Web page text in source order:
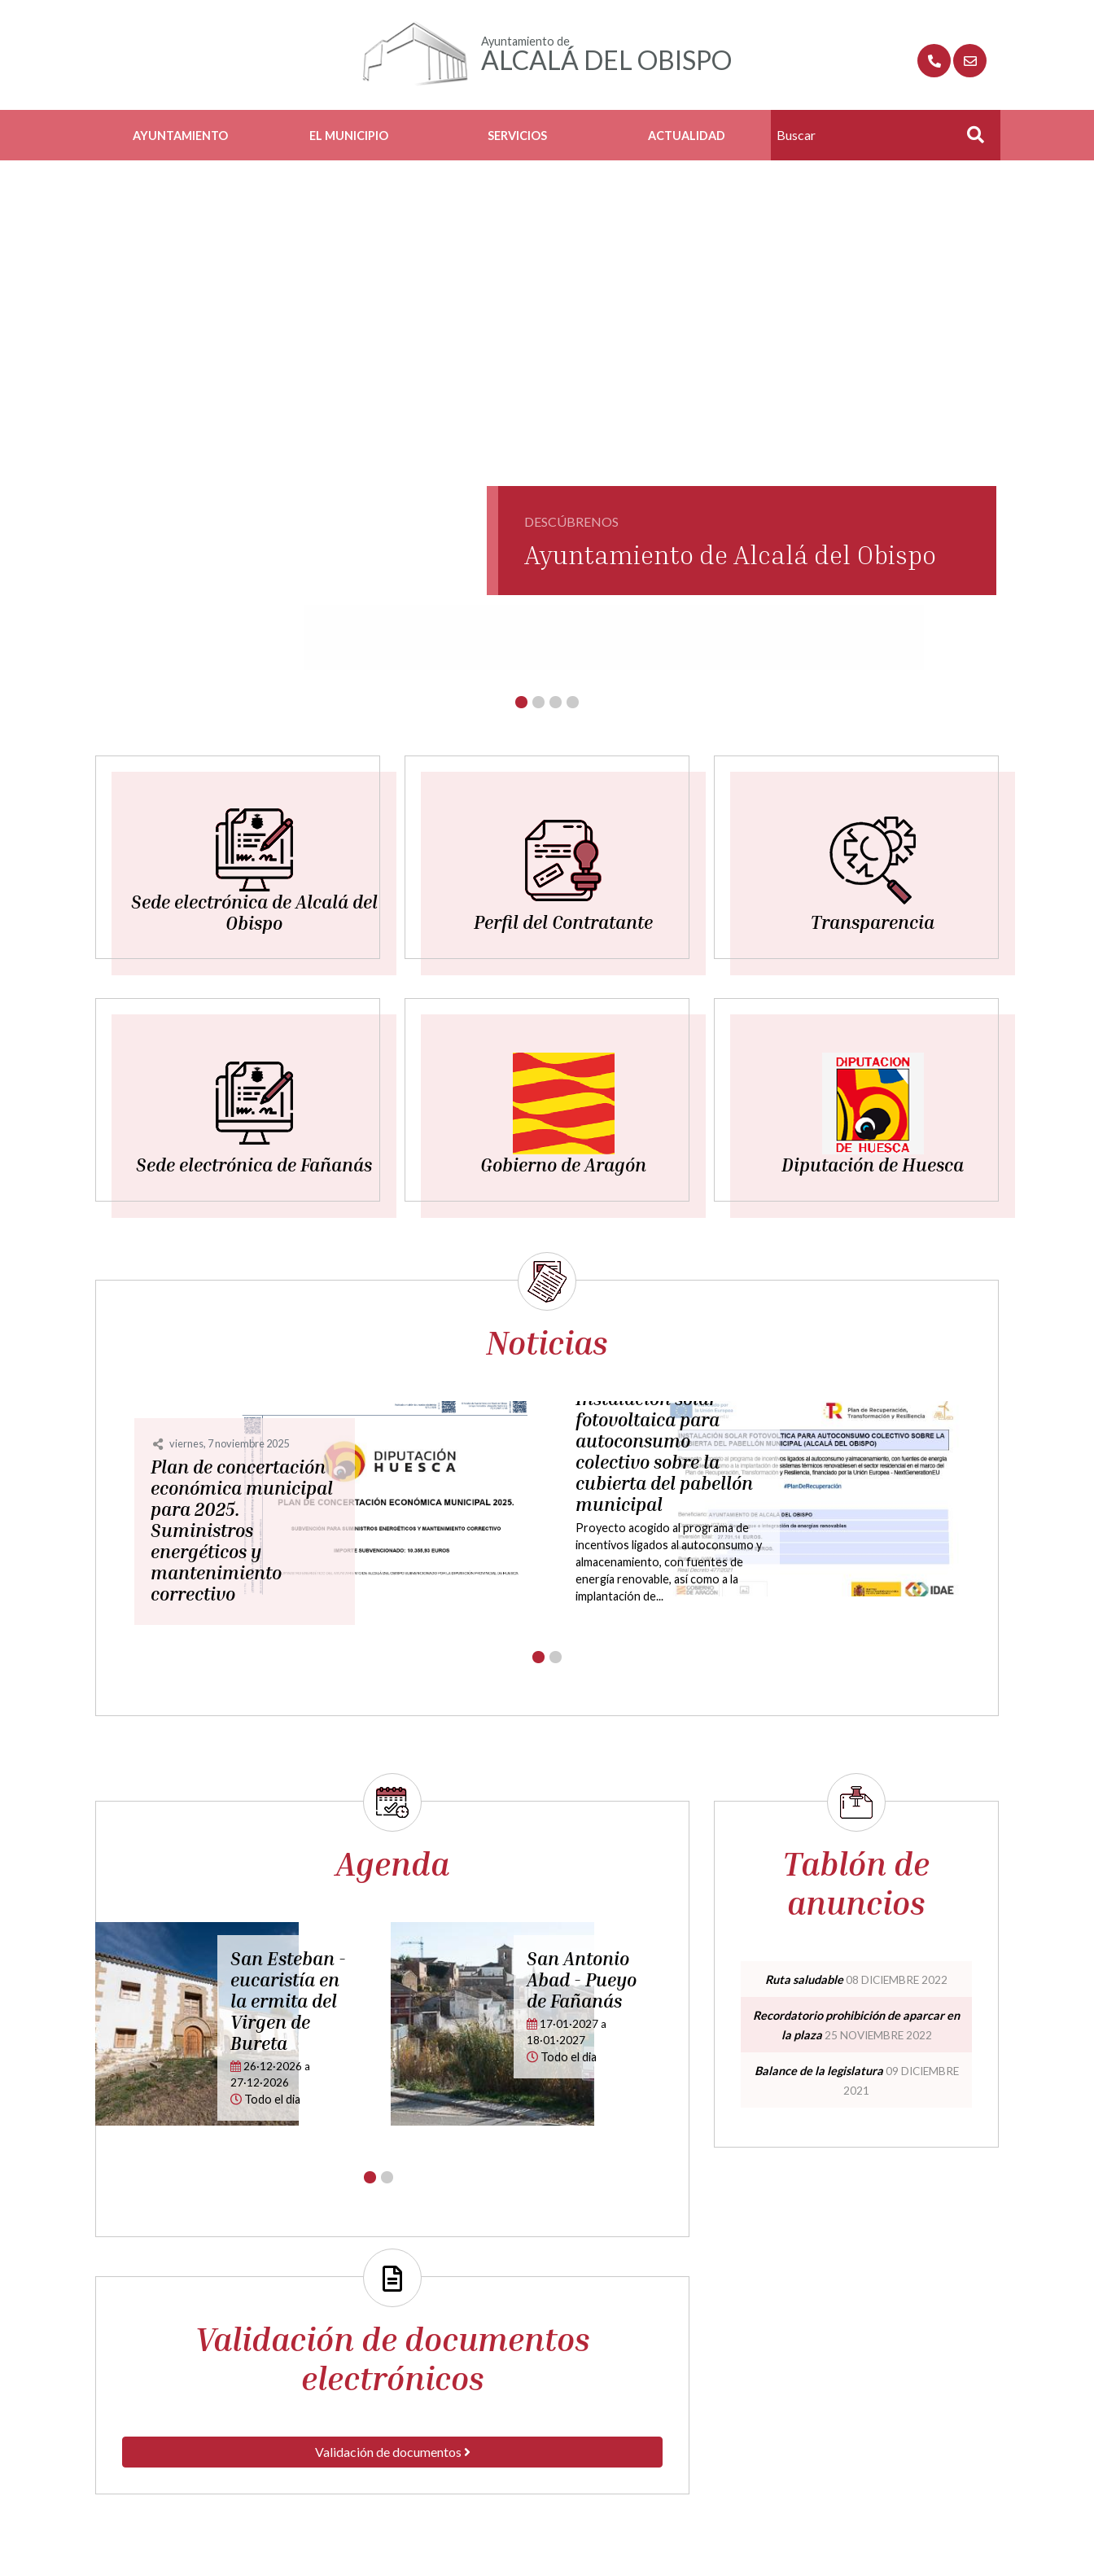
Ayuntamiento de
ALCALÁ DEL OBISPO
AYUNTAMIENTO EL MUNICIPIO SERVICIOS ACTUALIDAD Buscar
DESCÚBRENOS
Ayuntamiento de Alcalá del Obispo
Sede electrónica de Alcalá del
Obispo
Perfil del Contratante Transparencia
Sede electrónica de Fañanás Gobierno de Aragón Diputación de Huesca
Noticias
jueves, 8 diciembre 2022
Ruta saludable
DEPORTECULTURA
Circuito puesto en marcha con el
objetivo de promover la salud
miércoles, 29 diciembre 2021
Programación de
actividades 2021
-2022
DEPORTECULTURA
La Comarca Hoya de Huesca|Plana
de Uesca ha puesto a disposición
una amplia oferta de cursos y
talleres para realizar actividades
deportivas y...
Agenda
San Antonio
Abad - Pueyo
de Fañanás
Fiestas
patronales en
honor a la
Virgen de la
bureta -
Fañanás
06·05·2027
07·05·2027
Todo el dia
Fiestas en
honor a Santa
Waldeska -
Alcalá del
Obispo
28·05·2027
29·05·2027
Todo el dia
Validación de documentos
electrónicos
Validación de documentos
Tablón de
anuncios
Ruta saludable 08 DICIEMBRE 2022
Recordatorio prohibición de aparcar en
la plaza 25 NOVIEMBRE 2022
Balance de la legislatura 09 DICIEMBRE
2021